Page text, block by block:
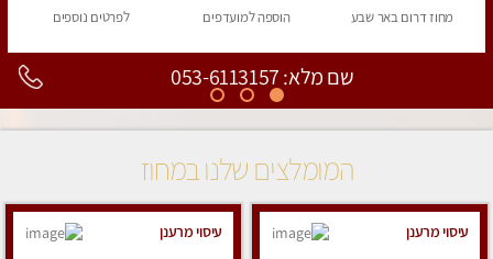
מחוז דרוםבאר שבע הוספהלמועדפים לפרטים נוספים
שם מלא: 053-6113157
המומלצים שלנו במחוז
עיסוי מרענן
עיסוי מרענן